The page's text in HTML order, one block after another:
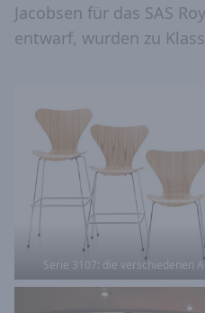
Jacobsen für das SAS
entwarf, wurden zu
Serie 3107: die verschiedenen